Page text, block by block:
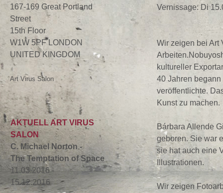
167-169 Great Portland
Street
15th Floor
W1W 5PF LONDON
UNITED KINGDOM
Art Virus Salon
AKTUELL ART VIRUS
SALON
C. Michael Norton -
The Temptation of Space
11.03.2016 -
15.12.2016
Vernissage: Di
Wir zeigen bei Art
kultureller
40 Jahren
veröffentlichte.
Kunst zu machen.
Bárbara Allende
geboren. Sie war
sie hat auch eine
Illustrationen.
Wir zeigen